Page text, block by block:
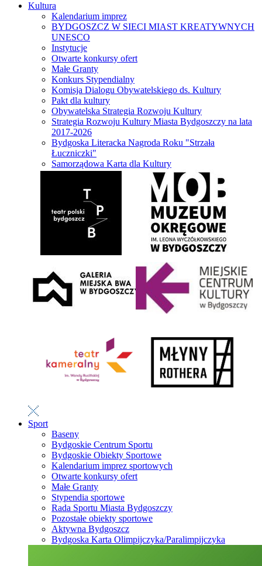
Kultura
Kalendarium imprez
BYDGOSZCZ W SIECI MIAST KREATYWNYCH
UNESCO
Instytucje
Otwarte konkursy ofert
Małe Granty
Konkurs Stypendialny
Komisja Dialogu Obywatelskiego ds. Kultury
Pakt dla kultury
Obywatelska Strategia Rozwoju Kultury
Strategia Rozwoju Kultury Miasta Bydgoszczy na lata
2017-2026
Bydgoska Literacka Nagroda Roku "Strzała
Łuczniczki"
Samorządowa Karta dla Kultury
Sport
Baseny
Bydgoskie Centrum Sportu
Bydgoskie Obiekty Sportowe
Kalendarium imprez sportowych
Otwarte konkursy ofert
Małe Granty
Stypendia sportowe
Rada Sportu Miasta Bydgoszczy
Pozostałe obiekty sportowe
Aktywna Bydgoszcz
Bydgoska Karta Olimpijczyka/Paralimpijczyka